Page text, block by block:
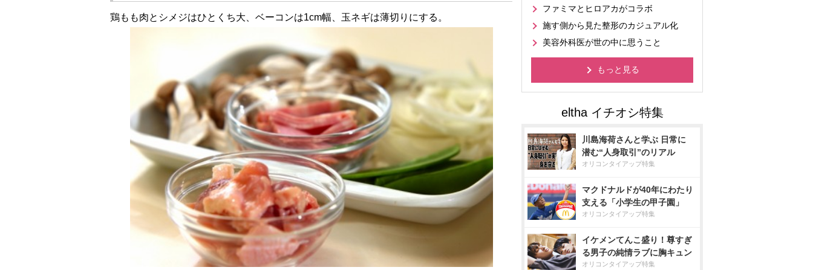
鶏もも肉とシメジはひとくち大、ベーコンは1cm幅、玉ネギは薄切りにする。
ファミマとヒロアカがコラボ
施す側から見た整形のカジュアル化
美容外科医が世の中に思うこと
もっと見る
川島海荷さんと学ぶ 日常に
潜む“人身取引”のリアル
オリコンタイアップ特集
マクドナルドが40年にわたり
支える「小学生の甲子園」
オリコンタイアップ特集
イケメンてんこ盛り！尊すぎ
る男子の純情ラブに胸キュン
オリコンタイアップ特集